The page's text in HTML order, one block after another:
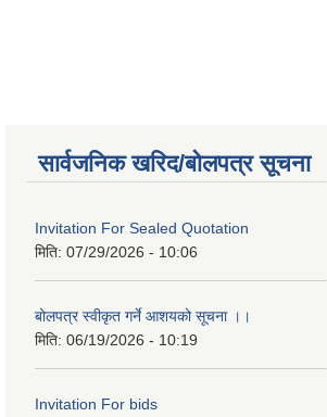
सार्वजनिक खरिद/बोलपत्र सूचना
Invitation For Sealed Quotation
मिति: 07/29/2026 - 10:06
बोलपत्र स्वीकृत गर्ने आशयको सूचना ।।
मिति: 06/19/2026 - 10:19
Invitation For bids